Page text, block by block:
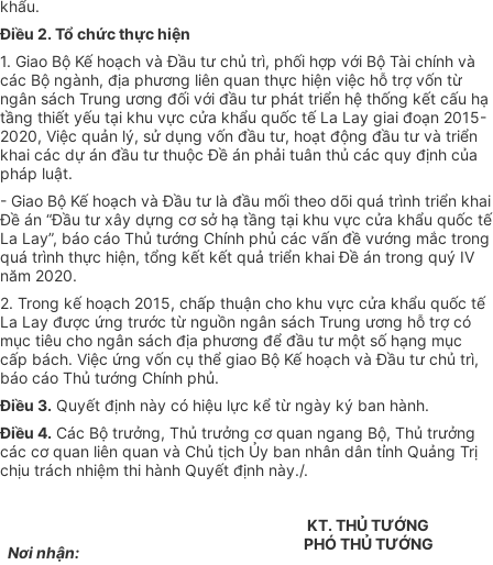
khẩu.
Điều 2. Tổ chức thực hiện
1. Giao Bộ Kế hoạch và Đầu tư chủ trì, phối hợp với Bộ Tài chính và
các Bộ ngành, địa phương liên quan thực hiện việc hỗ trợ vốn từ
ngân sách Trung ương đối với đầu tư phát triển hệ thống kết cấu hạ
tầng thiết yếu tại khu vực cửa khẩu quốc tế La Lay giai đoạn 2015-
2020, Việc quản lý, sử dụng vốn đầu tư, hoạt động đầu tư và triển
khai các dự án đầu tư thuộc Đề án phải tuân thủ các quy định của
pháp luật.
- Giao Bộ Kế hoạch và Đầu tư là đầu mối theo dõi quá trình triển khai
Đề án “Đầu tư xây dựng cơ sở hạ tầng tại khu vực cửa khẩu quốc tế
La Lay”, báo cáo Thủ tướng Chính phủ các vấn đề vướng mắc trong
quá trình thực hiện, tổng kết kết quả triển khai Đề án trong quý IV
năm 2020.
2. Trong kế hoạch 2015, chấp thuận cho khu vực cửa khẩu quốc tế
La Lay được ứng trước từ nguồn ngân sách Trung ương hỗ trợ có
mục tiêu cho ngân sách địa phương để đầu tư một số hạng mục
cấp bách. Việc ứng vốn cụ thể giao Bộ Kế hoạch và Đầu tư chủ trì,
báo cáo Thủ tướng Chính phủ.
Điều 3. Quyết định này có hiệu lực kể từ ngày ký ban hành.
Điều 4. Các Bộ trưởng, Thủ trưởng cơ quan ngang Bộ, Thủ trưởng
các cơ quan liên quan và Chủ tịch Ủy ban nhân dân tỉnh Quảng Trị
chịu trách nhiệm thi hành Quyết định này./.
Nơi nhận:
KT. THỦ TƯỚNG
PHÓ THỦ TƯỚNG